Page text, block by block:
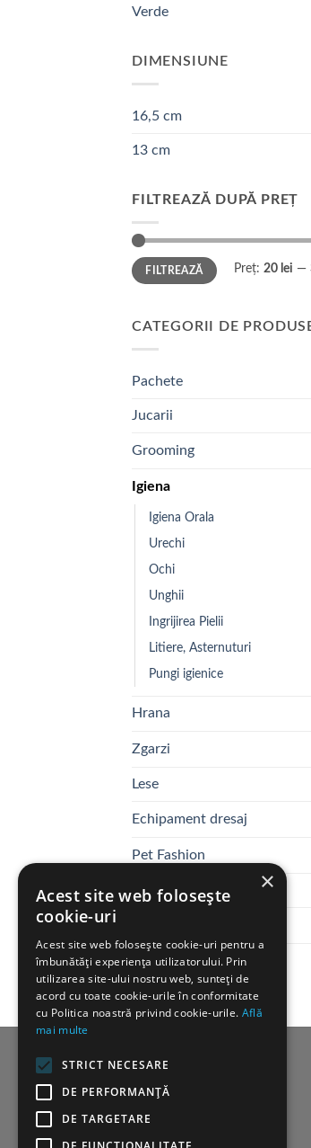
Verde
DIMENSIUNE
16,5 cm
13 cm
FILTREAZĂ DUPĂ PREȚ
Preț
minim
Preț
maximFILTREAZĂ Preț: 20 lei —
CATEGORII DE
Pachete
Jucarii
Grooming
Igiena
Igiena Orala
Urechi
Ochi
Unghii
Ingrijirea Pielii
Litiere, Asternuturi
Pungi igienice
Hrana
Zgarzi
Lese
Echipament dresaj
Pet Fashion
Deco
Zgarzi electronice
SUPORT CLIENTI
Cum cumpar?
×
Acest site web folosește
cookie-uri
Acest site web folosește cookie-uri pentru a
îmbunătăți experiența utilizatorului. Prin
utilizarea site-ului nostru web, sunteți de
acord cu toate cookie-urile în conformitate
cu Politica noastră privind cookie-urile. Află
mai multe
STRICT NECESARE
DE PERFORMANȚĂ
DE TARGETARE